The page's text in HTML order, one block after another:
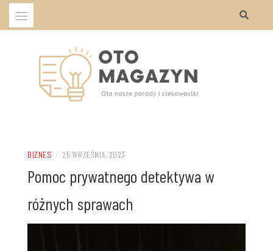
Przejdź
BIZNES / 25 WRZEŚNIA, 2023
Pomoc prywatnego detektywa w
różnych sprawach